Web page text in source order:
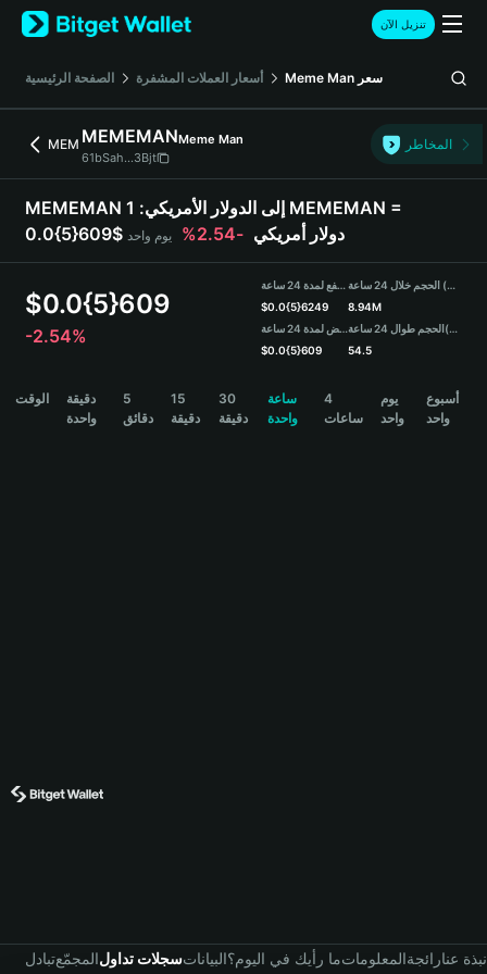
English
日本語
Русский
Español (Latinoamérica)
Türkçe
Deutsch
简体中文
Português (Portugal)
Bahasa Indonesia
বাংলা
تنزيل الآن
الصفحة الرئيسية أسعار العملات المشفرة Meme Man سعر
MEM MEMEMANMeme Man
61bSah...3Bjt
المخاطر
MEMEMAN إلى الدولار الأمريكي: 1 MEMEMAN =
0.0{5}609$ دولار أمريكي -2.54% يوم واحد
$0.0{5}609
-2.54%
مرتفع لمدة 24 ساعة
$0.0{5}6249
منخفض لمدة 24 ساعة
$0.0{5}609
الحجم خلال 24 ساعة (MEMEMAN)
8.94M
الحجم طوال 24 ساعة(USDT)
54.5
الوقت
دقيقة
واحدة
5
دقائق
15
دقيقة
30
دقيقة
ساعة
واحدة
4
ساعات
يوم
واحد
أسبوع
واحد
تبادلالمجمّعسجلات تداولالبياناتما رأيك في اليوم؟المعلوماترائجةنبذة عنا